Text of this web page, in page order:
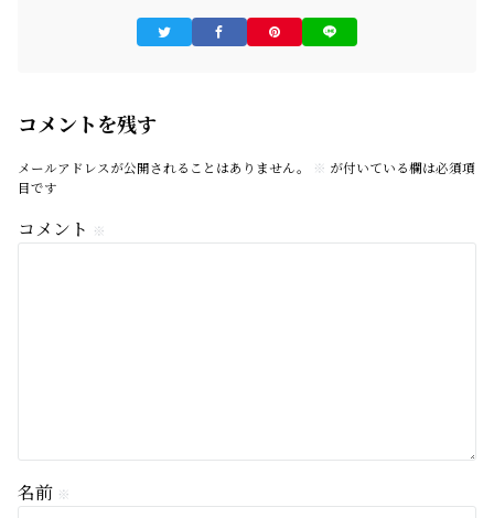
コメントを残す
メールアドレスが公開されることはありません。 ※ が付いている欄は必須項
目です
コメント ※
名前 ※